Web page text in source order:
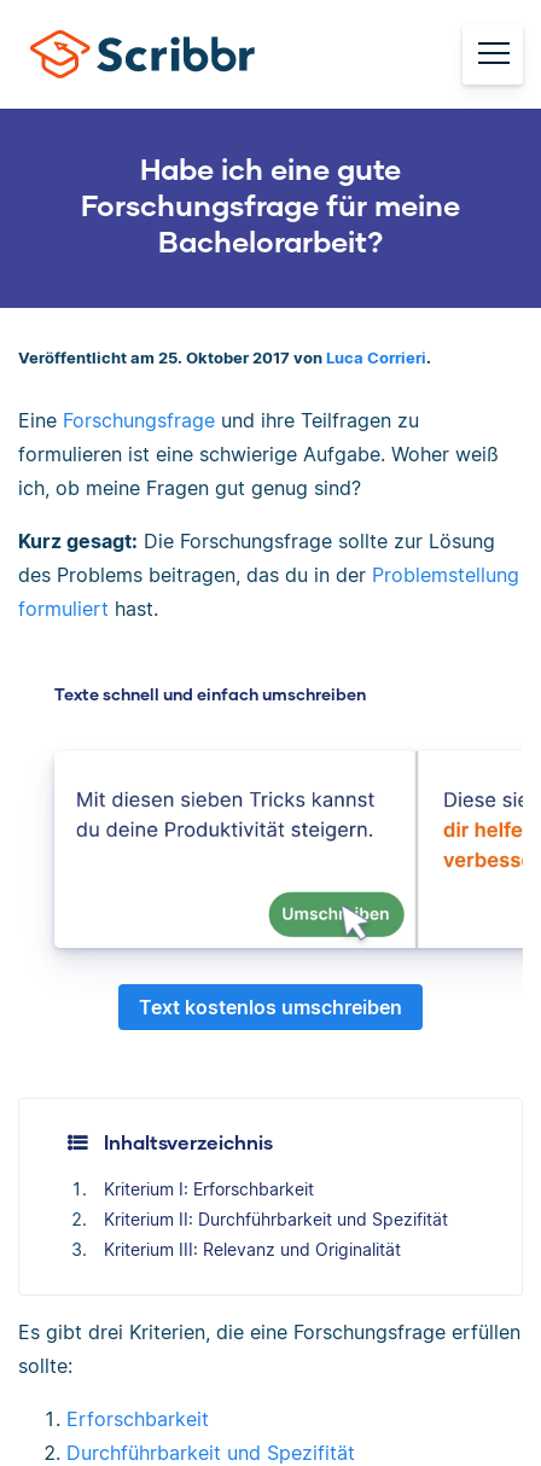
Habe ich eine gute
Forschungsfrage für meine
Bachelorarbeit?
Veröffentlicht am 25. Oktober 2017 von Luca Corrieri.
Eine Forschungsfrage und ihre Teilfragen zu
formulieren ist eine schwierige Aufgabe. Woher weiß
ich, ob meine Fragen gut genug sind?
Kurz gesagt: Die Forschungsfrage sollte zur Lösung
des Problems beitragen, das du in der Problemstellung
formuliert hast.
Texte schnell und einfach umschreiben
Text kostenlos umschreiben
Inhaltsverzeichnis
Kriterium I: Erforschbarkeit
Kriterium II: Durchführbarkeit und Spezifität
Kriterium III: Relevanz und Originalität
Es gibt drei Kriterien, die eine Forschungsfrage erfüllen
sollte:
Erforschbarkeit
Durchführbarkeit und Spezifität